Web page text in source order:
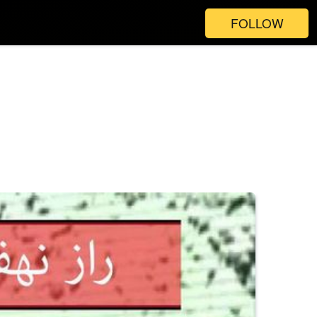
FOLLOW